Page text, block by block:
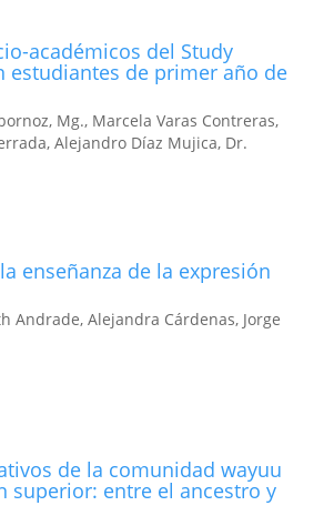
académicos del Study
estudiantes de primer año de
Mg., Marcela Varas Contreras,
Alejandro Díaz Mujica, Dr.
enseñanza de la expresión
Andrade, Alejandra Cárdenas, Jorge
de la comunidad wayuu
superior: entre el ancestro y